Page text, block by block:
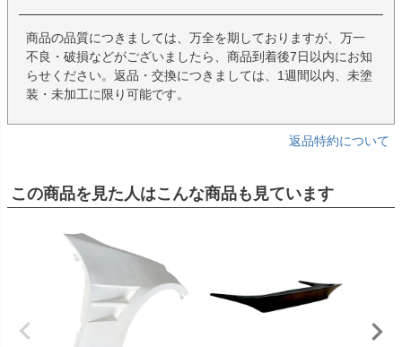
商品の品質につきましては、万全を期しておりますが、万一
不良・破損などがございましたら、商品到着後7日以内にお知
らせください。返品・交換につきましては、1週間以内、未塗
装・未加工に限り可能です。
返品特約について
この商品を見た人はこんな商品も見ています